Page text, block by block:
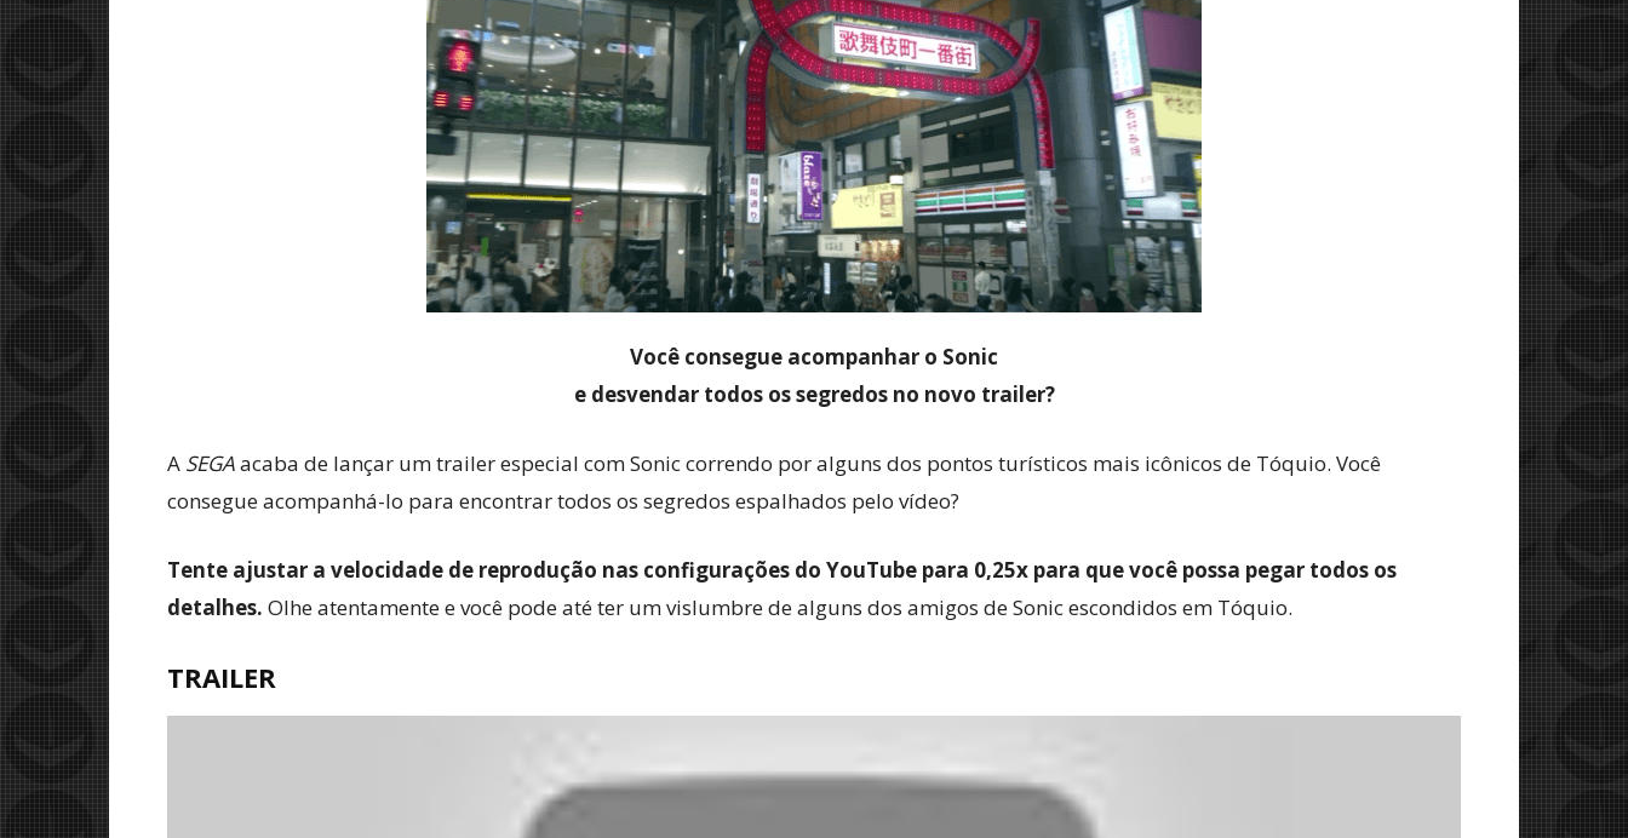
Você consegue acompanhar o Sonic
e desvendar todos os segredos no novo trailer?
A SEGAacaba de lançar um trailer especial com Sonic correndo por alguns dos pontos turísticos mais icônicos de Tóquio. Você
consegue acompanhá-lo para encontrar todos os segredos espalhados pelo vídeo?
Tente ajustar a velocidade de reprodução nas configurações do YouTube para 0,25x para que você possa pegar todos os
detalhes. Olhe atentamente e você pode até ter um vislumbre de alguns dos amigos de Sonic escondidos em Tóquio.
TRAILER